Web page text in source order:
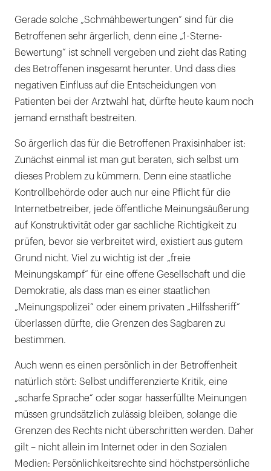
Gerade solche „Schmähbewertungen“ sind für die
Betroffenen sehr ärgerlich, denn eine „1-Sterne-
Bewertung“ ist schnell vergeben und zieht das Rating
des Betroffenen insgesamt herunter. Und dass dies
negativen Einfluss auf die Entscheidungen von
Patienten bei der Arztwahl hat, dürfte heute kaum noch
jemand ernsthaft bestreiten.
So ärgerlich das für die Betroffenen Praxisinhaber ist:
Zunächst einmal ist man gut beraten, sich selbst um
dieses Problem zu kümmern. Denn eine staatliche
Kontrollbehörde oder auch nur eine Pflicht für die
Internetbetreiber, jede öffentliche Meinungsäußerung
auf Konstruktivität oder gar sachliche Richtigkeit zu
prüfen, bevor sie verbreitet wird, existiert aus gutem
Grund nicht. Viel zu wichtig ist der „freie
Meinungskampf“ für eine offene Gesellschaft und die
Demokratie, als dass man es einer staatlichen
„Meinungspolizei“ oder einem privaten „Hilfssheriff“
überlassen dürfte, die Grenzen des Sagbaren zu
bestimmen.
Auch wenn es einen persönlich in der Betroffenheit
natürlich stört: Selbst undifferenzierte Kritik, eine
„scharfe Sprache“ oder sogar hasserfüllte Meinungen
müssen grundsätzlich zulässig bleiben, solange die
Grenzen des Rechts nicht überschritten werden. Daher
gilt – nicht allein im Internet oder in den Sozialen
Medien: Persönlichkeitsrechte sind höchstpersönliche